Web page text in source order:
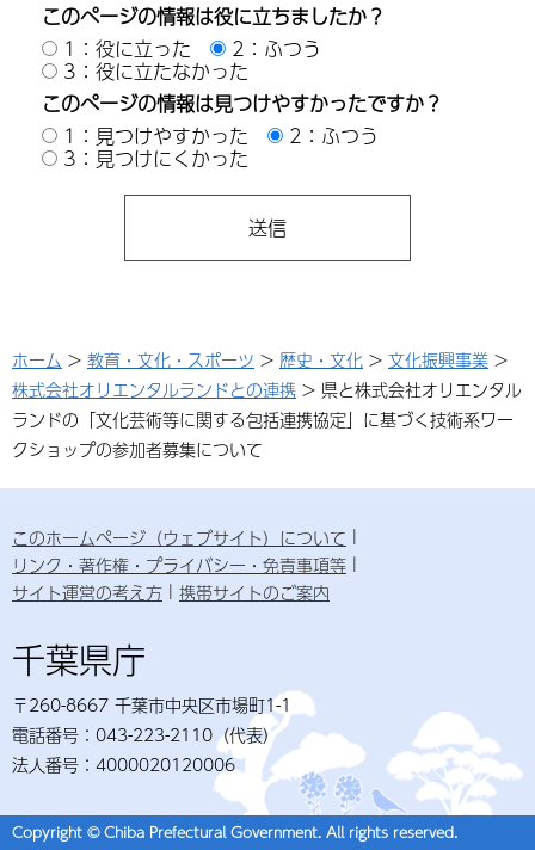
このページの情報は役に立ちましたか？
1：役に立った
2：ふつう
3：役に立たなかった
このページの情報は見つけやすかったですか？
1：見つけやすかった
2：ふつう
3：見つけにくかった
ホーム > 教育・文化・スポーツ > 歴史・文化 > 文化振興事業 >
株式会社オリエンタルランドとの連携 > 県と株式会社オリエンタル
ランドの「文化芸術等に関する包括連携協定」に基づく技術系ワー
クショップの参加者募集について
このホームページ（ウェブサイト）について
リンク・著作権・プライバシー・免責事項等
サイト運営の考え方
携帯サイトのご案内
千葉県庁
〒260-8667 千葉市中央区市場町1-1
電話番号：043-223-2110（代表）
法人番号：4000020120006
Copyright © Chiba Prefectural Government. All rights reserved.